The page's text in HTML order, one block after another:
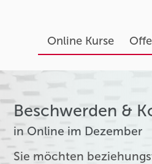
Online Kurse
Beschwerden &
in Online im Dezember
Sie möchten